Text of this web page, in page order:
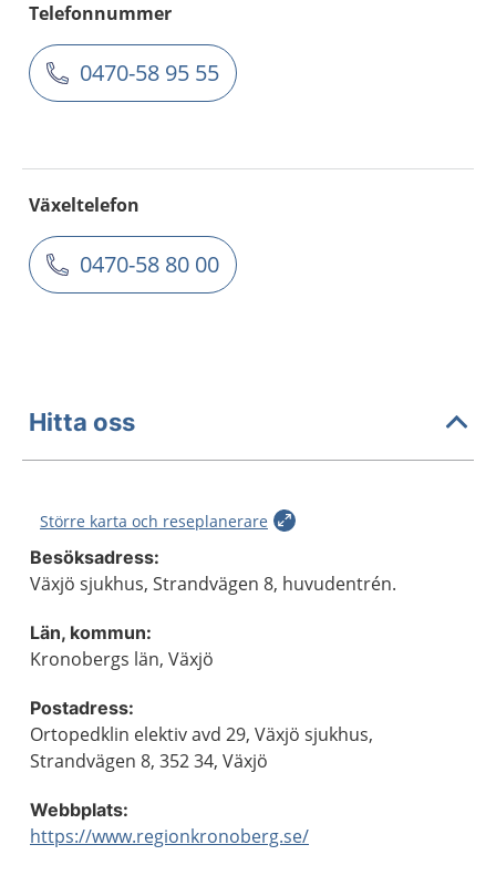
Telefonnummer
0470-58 95 55
Växeltelefon
0470-58 80 00
Hitta oss
Större karta och reseplanerare
Besöksadress:
Växjö sjukhus, Strandvägen 8, huvudentrén.
Län, kommun:
Kronobergs län, Växjö
Postadress:
Ortopedklin elektiv avd 29, Växjö sjukhus,
Strandvägen 8, 352 34, Växjö
Webbplats:
https://www.regionkronoberg.se/